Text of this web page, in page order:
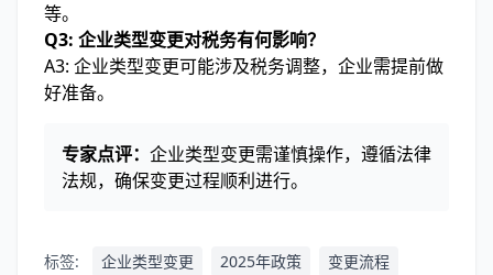
等。
Q3: 企业类型变更对税务有何影响？
A3: 企业类型变更可能涉及税务调整，企业需提前做
好准备。
专家点评： 企业类型变更需谨慎操作，遵循法律
法规，确保变更过程顺利进行。
标签: 企业类型变更 2025年政策
变更流程